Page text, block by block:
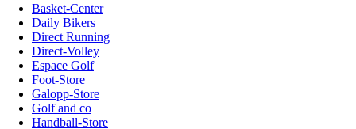
Basket-Center
Daily Bikers
Direct Running
Direct-Volley
Espace Golf
Foot-Store
Galopp-Store
Golf and co
Handball-Store